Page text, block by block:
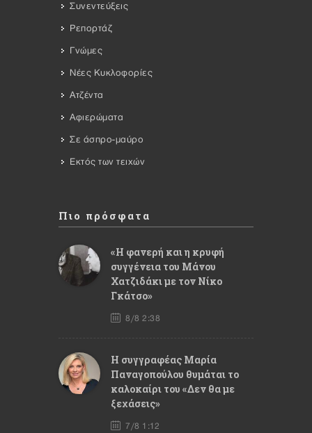
Συνεντεύξεις
Ρεπορτάζ
Γνώμες
Νέες Κυκλοφορίες
Ατζέντα
Αφιερώματα
Σε άσπρο-μαύρο
Εκτός των τειχών
Πιο πρόσφατα
«Η φανερή και η κρυφή
συγγένεια του Μάνου
Χατζιδάκι με τον Νίκο
Γκάτσο»
8/8 2:38
Η συγγραφέας Μαρία
Παναγοπούλου θυμάται το
καλοκαίρι του «Δεν θα με
ξεχάσεις»
7/8 1:12